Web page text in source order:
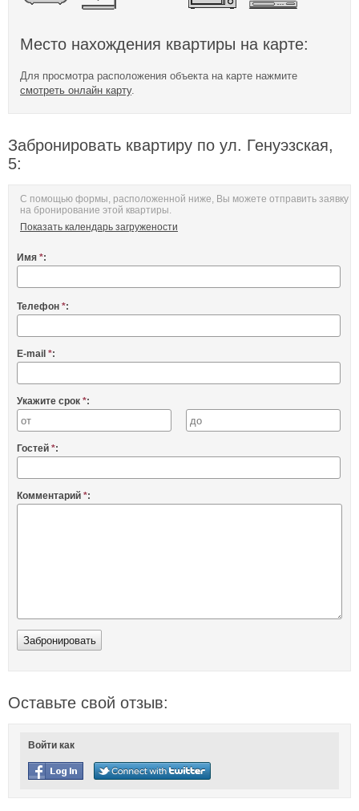
Место нахождения квартиры на карте:
Для просмотра расположения объекта на карте нажмите
смотреть онлайн карту.
Забронировать квартиру по ул. Генуэзская,
5:
С помощью формы, расположенной ниже, Вы можете отправить заявку
на бронирование этой квартиры.
Показать календарь загружености
Имя *:
Телефон *:
E-mail *:
Укажите срок *:
Гостей *:
Комментарий *:
Оставьте свой отзыв:
Войти как